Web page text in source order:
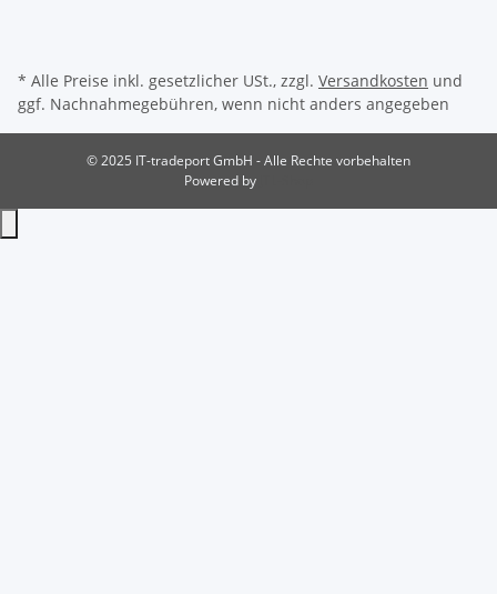
* Alle Preise inkl. gesetzlicher USt., zzgl. Versandkosten und
ggf. Nachnahmegebühren, wenn nicht anders angegeben
© 2025 IT-tradeport GmbH - Alle Rechte vorbehalten
Powered by